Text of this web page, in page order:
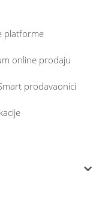
platforme
online prodaju
prodavaonici